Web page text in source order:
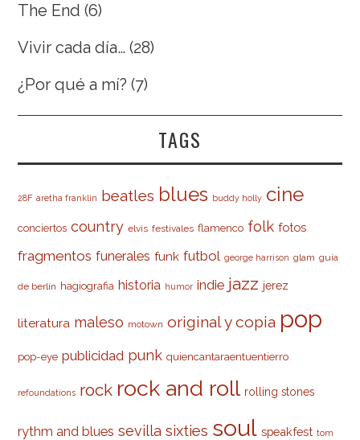
The End (6)
Vivir cada día… (28)
¿Por qué a mí? (7)
TAGS
28F aretha franklin beatles blues buddy holly cine
conciertos country elvis festivales flamenco folk fotos
fragmentos funerales funk futbol george harrison glam guía
de berlín hagiografia historia humor indie jazz jerez
literatura maleso motown original y copia pop
pop-eye publicidad punk quiencantaraentuentierro
refoundations rock rock and roll rolling stones
rythm and blues sevilla sixties soul speakfest tom